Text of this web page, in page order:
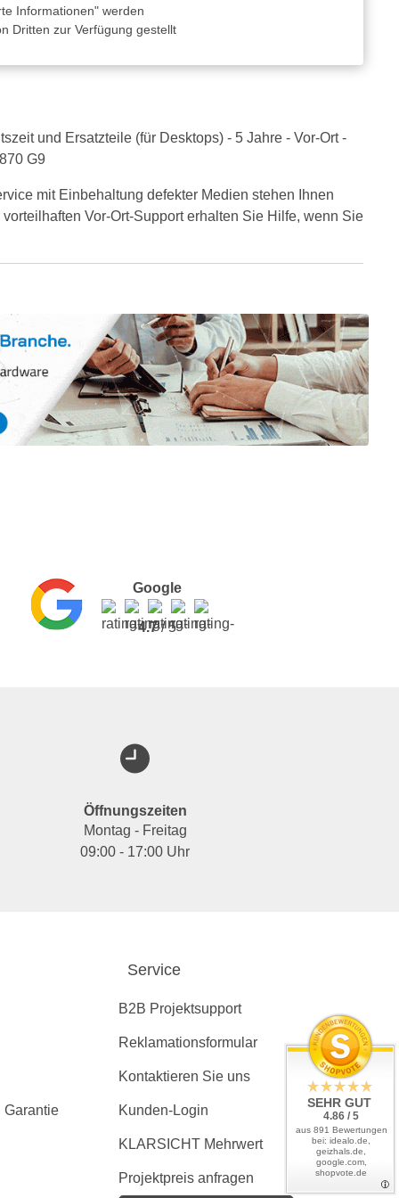
Informationen" werden
Dritten zur Verfügung gestellt
und Ersatzteile (für Desktops) - 5 Jahre - Vor-Ort -
G9
mit Einbehaltung defekter Medien stehen Ihnen
Vor-Ort-Support erhalten Sie Hilfe, wenn Sie
Google
4.7/ 5
Öffnungszeiten
Montag - Freitag
09:00 - 17:00 Uhr
Garantie
Service
B2B Projektsupport
Reklamationsformular
Kontaktieren Sie uns
Kunden-Login
KLARSICHT Mehrwert
Projektpreis anfragen
SEHR GUT
4.86 / 5
aus 891 Bewertungen
bei: idealo.de,
geizhals.de,
google.com,
shopvote.de